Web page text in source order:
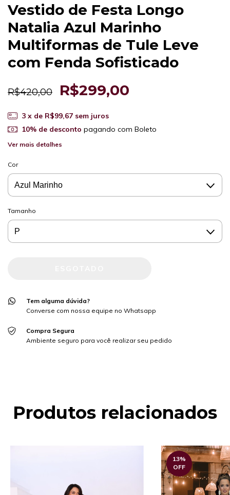
Vestido de Festa Longo
Natalia Azul Marinho
Multiformas de Tule Leve
com Fenda Sofisticado
R$420,00 R$299,00
3 x de R$99,67 sem juros
10% de desconto pagando com Boleto
Ver mais detalhes
Cor
Tamanho
Tem alguma dúvida?
Converse com nossa equipe no Whatsapp
Compra Segura
Ambiente seguro para você realizar seu pedido
Produtos relacionados
13%
OFF